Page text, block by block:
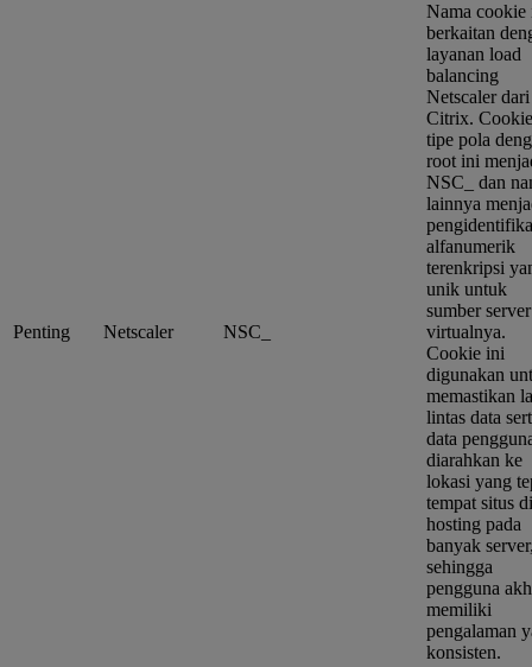
Penting Netscaler NSC_
Nama cookie
berkaitan
layanan load
balancing
Netscaler dari
Citrix. Cookie
tipe pola
root ini
NSC_ dan
lainnya
alfanumerik
terenkripsi
unik untuk
sumber server
virtualnya.
Cookie ini
digunakan
memastikan
lintas data
data
diarahkan ke
lokasi yang
tempat situs
hosting pada
banyak
sehingga
pengguna
memiliki
pengalaman
konsisten.